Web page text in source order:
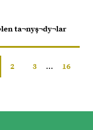
ta¬nyş¬dy¬lar
2 3 ... 16